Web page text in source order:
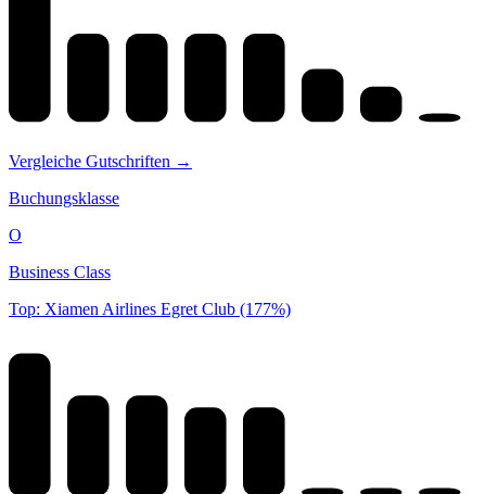
Vergleiche Gutschriften →
Buchungsklasse
O
Business Class
Top: Xiamen Airlines Egret Club (177%)